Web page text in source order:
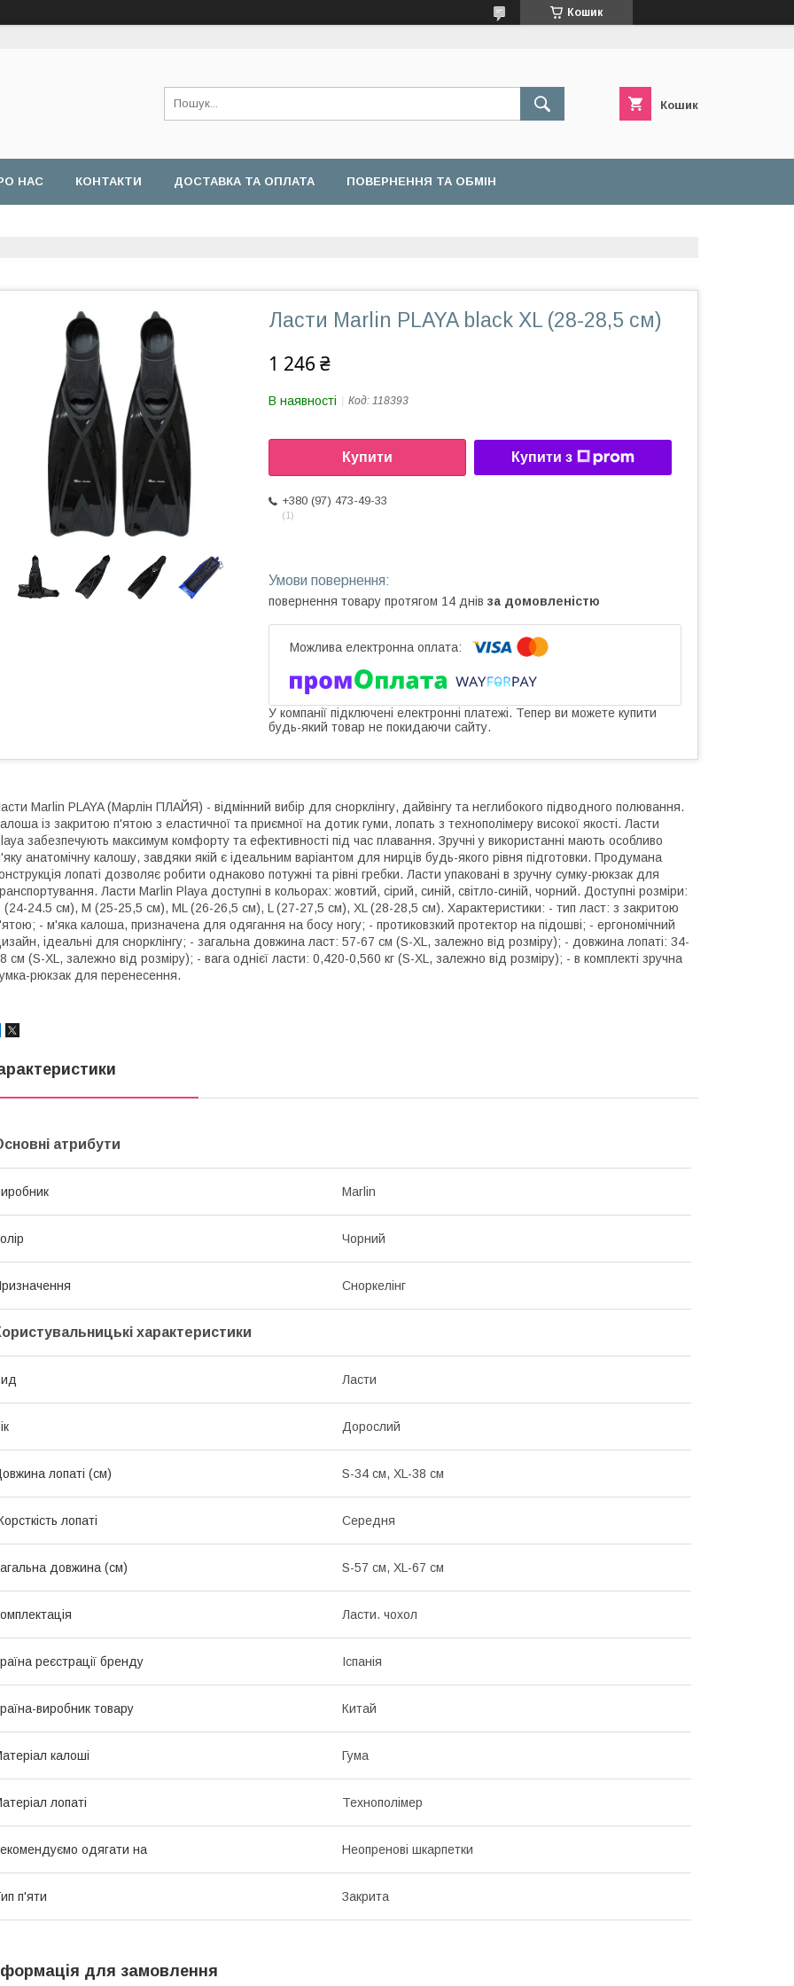
Кошик
Кошик
НАС КОНТАКТИ ДОСТАВКА ТА ОПЛАТА ПОВЕРНЕННЯ ТА ОБМІН
Ласти Marlin PLAYA black XL (28-28,5 см)
1 246 ₴
В наявності Код: 118393
Купити Купити з
+380 (97) 473-49-33
1
повернення товару протягом 14 днів за домовленістю
У компанії підключені електронні платежі. Тепер ви можете купити
будь-який товар не покидаючи сайту.
Marlin PLAYA (Марлін ПЛАЙЯ) - відмінний вибір для снорклінгу, дайвінгу та неглибокого підводного полювання.
із закритою п'ятою з еластичної та приємної на дотик гуми, лопать з технополімеру високої якості. Ласти
забезпечують максимум комфорту та ефективності під час плавання. Зручні у використанні мають особливо
анатомічну калошу, завдяки якій є ідеальним варіантом для нирців будь-якого рівня підготовки. Продумана
лопаті дозволяє робити однаково потужні та рівні гребки. Ласти упаковані в зручну сумку-рюкзак для
Ласти Marlin Playa доступні в кольорах: жовтий, сірий, синій, світло-синій, чорний. Доступні розміри:
(24-24.5 см), M (25-25,5 см), ML (26-26,5 см), L (27-27,5 см), XL (28-28,5 см). Характеристики: - тип ласт: з закритою
- м'яка калоша, призначена для одягання на босу ногу; - протиковзкий протектор на підошві; - ергономічний
ідеальні для снорклінгу; - загальна довжина ласт: 57-67 см (S-XL, залежно від розміру); - довжина лопаті: 34-
см (S-XL, залежно від розміру); - вага однієї ласти: 0,420-0,560 кг (S-XL, залежно від розміру); - в комплекті зручна
рюкзак для перенесення.
атрибути
Marlin
Чорний
Сноркелінг
характеристики
Ласти
Дорослий
лопаті (см) S-34 см, XL-38 см
лопаті Середня
довжина (см) S-57 см, XL-67 см
Ласти. чохол
реєстрації бренду Іспанія
виробник товару Китай
калоші Гума
лопаті Технополімер
одягати на Неопренові шкарпетки
п'яти Закрита
для замовлення